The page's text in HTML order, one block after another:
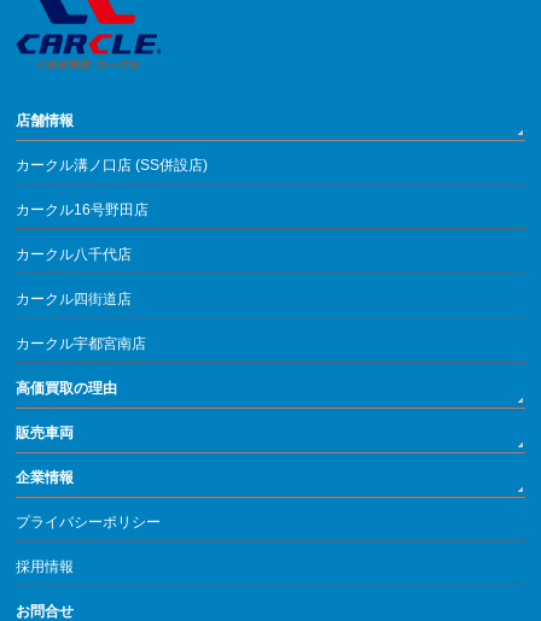
店舗情報
カークル溝ノ口店 (SS併設店)
カークル16号野田店
カークル八千代店
カークル四街道店
カークル宇都宮南店
高価買取の理由
販売車両
企業情報
プライバシーポリシー
採用情報
お問合せ